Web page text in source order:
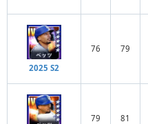
2025 S2
76 79
79 81